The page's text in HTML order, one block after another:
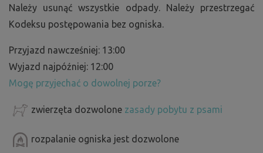
zabytków militarnych, w tym tak zwane "kopjes", czyli
małe betonowe bunkry sprzed II wojny światowej. Fortece
przypomnienie historii wojskowej regionu. W ogrodzie
zamkowym w Stekníku znajduje się nawet jeden okop (B1
100) z 1937 roku.
Królewskie miasto Louny
około 20 km na rowerze.
Idealne miejsce na wycieczkę rowerową trasą rowerową
Należy usunąć wszystkie odpady. Należy przestrzegać
Kodeksu postępowania bez ogniska.
Przyjazd nawcześniej: 13:00
Wyjazd najpóźniej: 12:00
Mogę przyjechać o dowolnej porze?
zwierzęta dozwolone zasady pobytu z psami
rozpalanie ogniska jest dozwolone